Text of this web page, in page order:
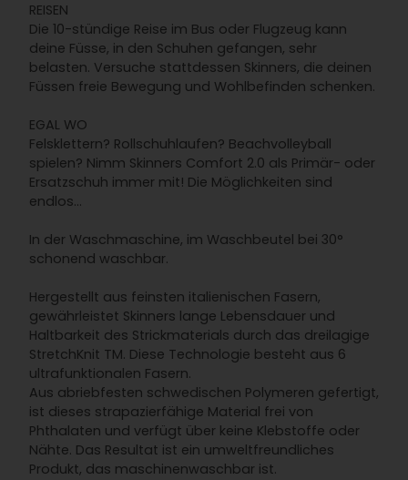
REISEN
Die 10-stündige Reise im Bus oder Flugzeug kann
deine Füsse, in den Schuhen gefangen, sehr
belasten. Versuche stattdessen Skinners, die deinen
Füssen freie Bewegung und Wohlbefinden schenken.
EGAL WO
Felsklettern? Rollschuhlaufen? Beachvolleyball
spielen? Nimm Skinners Comfort 2.0 als Primär- oder
Ersatzschuh immer mit! Die Möglichkeiten sind
endlos...
In der Waschmaschine, im Waschbeutel bei 30°
schonend waschbar.
Hergestellt aus feinsten italienischen Fasern,
gewährleistet Skinners lange Lebensdauer und
Haltbarkeit des Strickmaterials durch das dreilagige
StretchKnit TM. Diese Technologie besteht aus 6
ultrafunktionalen Fasern.
Aus abriebfesten schwedischen Polymeren gefertigt,
ist dieses strapazierfähige Material frei von
Phthalaten und verfügt über keine Klebstoffe oder
Nähte. Das Resultat ist ein umweltfreundliches
Produkt, das maschinenwaschbar ist.